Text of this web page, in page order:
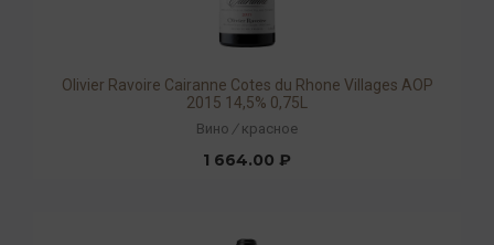
Olivier Ravoire Cairanne Cotes du Rhone Villages AOP
2015 14,5% 0,75L
Вино / красное
1 664.00 ₽